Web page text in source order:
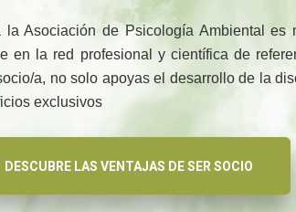
la Asociación de Psicología Ambiental es
en la red profesional y científica de
a, no solo apoyas el desarrollo de la
exclusivos
DESCUBRE LAS VENTAJAS DE SER SOCIO